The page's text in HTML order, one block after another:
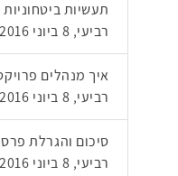
תעשיות ביטחוניות
רביעי, 8 ביוני 2016, 12:45
איך מנהלים
רביעי, 8 ביוני 2016, 10:00
סיכום והגרלת
רביעי, 8 ביוני 2016, 16:15